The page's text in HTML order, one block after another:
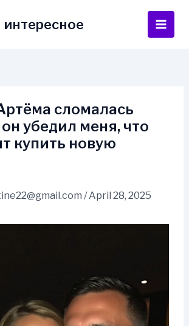
Main
сломалась
убедил меня, что
купить новую
/April 28, 2025